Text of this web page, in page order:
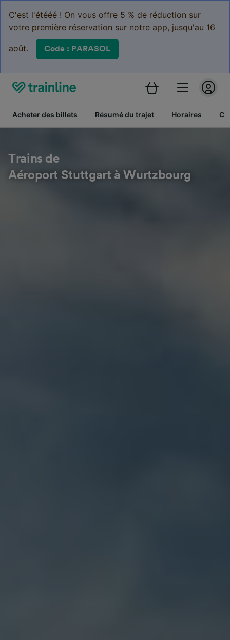
C'est l'étééé ! On vous offre 5 % de réduction sur
votre première réservation sur notre app, jusqu'au 16
août. Code : PARASOL
Acheter des billets Résumé du trajet Horaires
Trains de
Aéroport Stuttgart à Wurtzbourg